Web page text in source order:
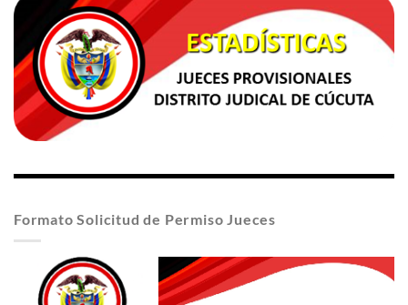
Formato Solicitud de Permiso Jueces